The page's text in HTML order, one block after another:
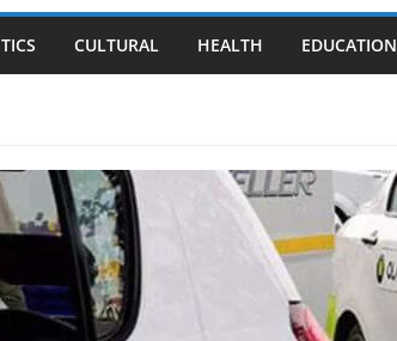
ବଙ୍ଗୋପସାଗରରେ ଘୂର୍ଣ୍ଣିବଳୟ, ଉପକୂଳ ଓଡ଼ିଶାକୁ
CULTURAL HEALTH EDUCATION